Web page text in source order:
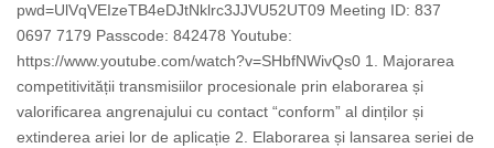
pwd=UlVqVEIzeTB4eDJtNklrc3JJVU52UT09 Meeting ID: 837
0697 7179 Passcode: 842478 Youtube:
https://www.youtube.com/watch?v=SHbfNWivQs0 1. Majorarea
competitivității transmisiilor procesionale prin elaborarea și
valorificarea angrenajului cu contact “conform” al dinților și
extinderea ariei lor de aplicație 2. Elaborarea și lansarea seriei de